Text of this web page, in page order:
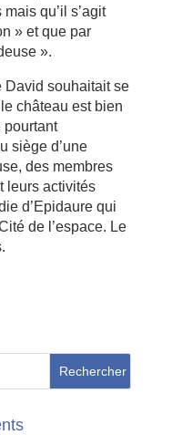
qu’il s’agit
» et que par
».
David souhaitait se
château est bien
pourtant
siège d’une
des membres
leurs activités
d’Epidaure qui
de l’espace. Le